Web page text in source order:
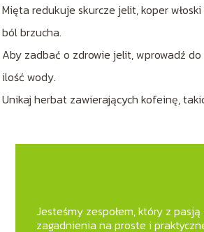
Mięta redukuje skurcze jelit, koper
ból brzucha.
Aby zadbać o zdrowie jelit, wprowadź
ilość wody.
Unikaj herbat zawierających kofeinę,
Jesteśmy zespołem, który z
zagadnienia na proste i